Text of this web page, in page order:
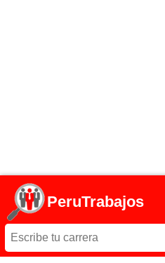
PeruTrabajos